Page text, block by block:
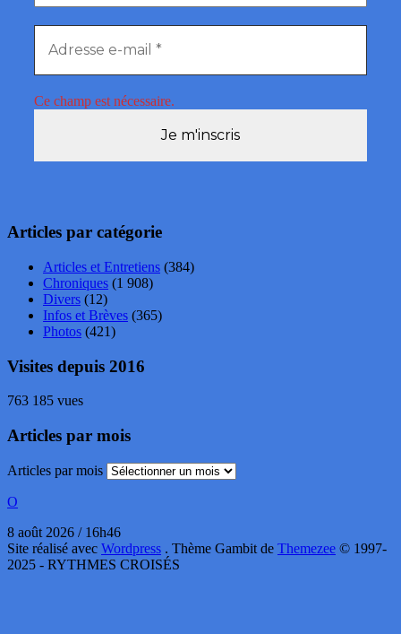
Ce champ est nécessaire.
Articles par catégorie
Articles et Entretiens (384)
Chroniques (1 908)
Divers (12)
Infos et Brèves (365)
Photos (421)
Visites depuis 2016
763 185 vues
Articles par mois
Articles par mois
O
8 août 2026 / 16h46
Site réalisé avec Wordpress . Thème Gambit de Themezee © 1997-
2025 - RYTHMES CROISÉS